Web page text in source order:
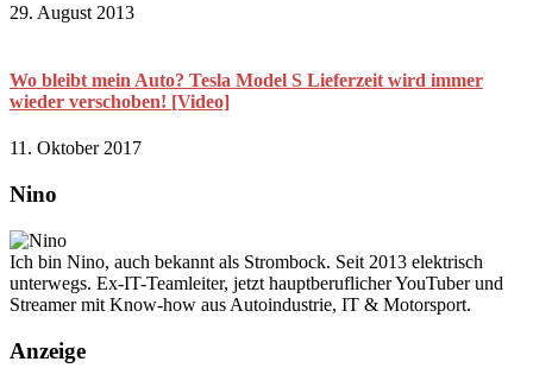
29. August 2013
Wo bleibt mein Auto? Tesla Model S Lieferzeit wird immer
wieder verschoben! [Video]
11. Oktober 2017
Nino
Ich bin Nino, auch bekannt als Strombock. Seit 2013 elektrisch
unterwegs. Ex-IT-Teamleiter, jetzt hauptberuflicher YouTuber und
Streamer mit Know-how aus Autoindustrie, IT & Motorsport.
Anzeige